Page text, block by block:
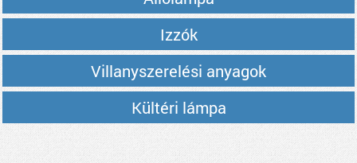
Izzók
Villanyszerelési anyagok
Kültéri lámpa